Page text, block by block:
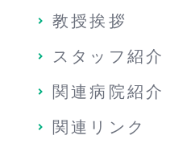
教授挨拶
スタッフ紹介
関連病院紹介
関連リンク